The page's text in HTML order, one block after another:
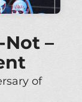
Not –
of